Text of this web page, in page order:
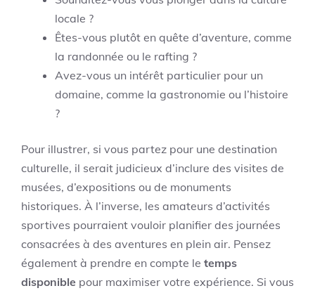
locale ?
Êtes-vous plutôt en quête d’aventure, comme
la randonnée ou le rafting ?
Avez-vous un intérêt particulier pour un
domaine, comme la gastronomie ou l’histoire
?
Pour illustrer, si vous partez pour une destination
culturelle, il serait judicieux d’inclure des visites de
musées, d’expositions ou de monuments
historiques. À l’inverse, les amateurs d’activités
sportives pourraient vouloir planifier des journées
consacrées à des aventures en plein air. Pensez
également à prendre en compte le temps
disponible pour maximiser votre expérience. Si vous